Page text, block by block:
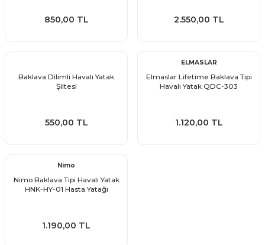
850,00 TL 2.550,00 TL
Baklava Dilimli Havalı Yatak
Şiltesi
550,00 TL
ELMASLAR
Elmaslar Lifetime Baklava Tipi
Havalı Yatak QDC-303
1.120,00 TL
Nimo
Nimo Baklava Tipi Havalı Yatak
HNK-HY-01 Hasta Yatağı
1.190,00 TL